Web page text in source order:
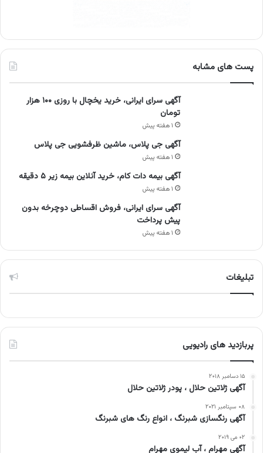
پست های مشابه
آگهی سرای ایرانی، خرید یخچال با روزی ۱۰۰ هزار
تومان
۱ هفته پیش
آگهی جی پلاس، ماشین ظرفشویی جی پلاس
۱ هفته پیش
آگهی بیمه دات کام، خرید آنلاین بیمه زیر ۵ دقیقه
۱ هفته پیش
آگهی سرای ایرانی، فروش اقساطی دوچرخه بدون
پیش پرداخت
۱ هفته پیش
تبلیغات
پربازدید های رادیویی
۱۵ دسامبر ۲۰۱۸
آگهی ژلاتین حلال ، پودر ژلاتین حلال
۰۸ سپتامبر ۲۰۲۱
آگهی رنگسازی شبرنگ ، انواع رنگ های شبرنگ
۰۲ می ۲۰۱۹
آگهی مهرام ، آب لیموی مهرام